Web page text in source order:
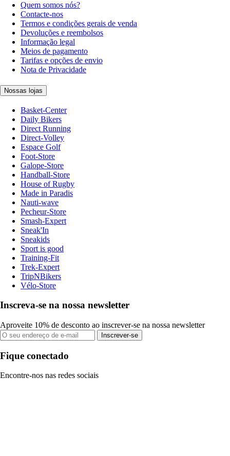
Quem somos nós?
Contacte-nos
Termos e condições gerais de venda
Devoluções e reembolsos
Informação legal
Meios de pagamento
Tarifas e opções de envio
Nota de Privacidade
Nossas lojas
Basket-Center
Daily Bikers
Direct Running
Direct-Volley
Espace Golf
Foot-Store
Galope-Store
Handball-Store
House of Rugby
Made in Paradis
Nauti-wave
Pecheur-Store
Smash-Expert
Sneak'In
Sneakids
Sport is good
Training-Fit
Trek-Expert
TripNBikers
Vélo-Store
Inscreva-se na nossa newsletter
Aproveite 10% de desconto ao inscrever-se na nossa newsletter
Inscrever-se
Fique conectado
Encontre-nos nas redes sociais